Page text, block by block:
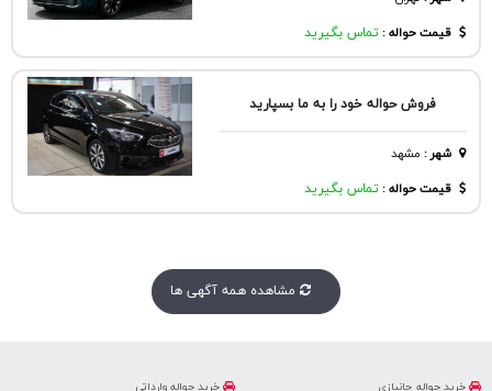
قیمت حواله : تماس بگیرید
فروش حواله خود را به ما بسپارید
شهر: مشهد
قیمت حواله : تماس بگیرید
مشاهده همه آگهی ها
خرید حواله وارداتی خرید حواله جانبازی